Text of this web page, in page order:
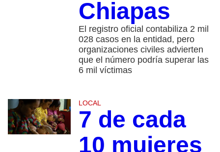
Chiapas
El registro oficial contabiliza 2 mil
028 casos en la entidad, pero
organizaciones civiles advierten
que el número podría superar las
6 mil víctimas
LOCAL
7 de cada
10 mujeres